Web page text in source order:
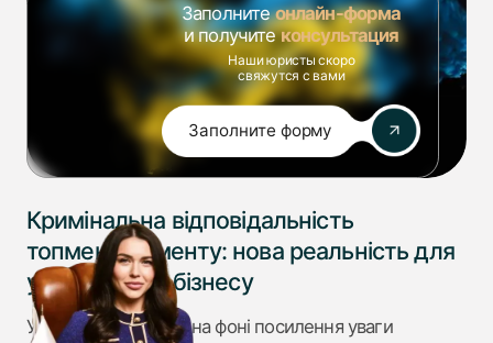
Заполнитеонлайн-форма
и получитеконсультация
Наши юристы скоро
свяжутся с вами
Заполните форму
Кримінальна відповідальність
топменеджменту: нова реальність для
українського бізнесу
У 2024–2025 роках, на фоні посилення уваги